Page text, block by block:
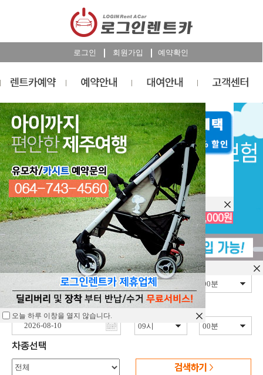
로그인 회원가입 예약확인
렌트카예약
RESERVATION
오늘 하루 이창을 열지 않습니다.
오늘 하루 이창을 열지 않습니다.
오늘 하루 이창을 열지 않습니다.
오늘 하루 이창을 열지 않습니다.